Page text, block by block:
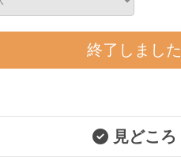
終了しました
見どころ